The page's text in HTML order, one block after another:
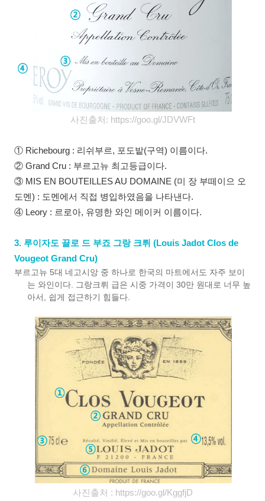
사진출처: https://goo.gl/JDVWFt
① Richebourg : 리쉬부르, 포도밭(구역) 이름이다.
② Grand Cru : 부르고뉴 최고등급이다.
③ MIS EN BOUTEILLES AU DOMAINE (미 장 부떼이으 오
도멘) : 도멘에서 직접 병입하였음을 나타낸다.
④ Leory : 르로아, 유명한 와인 메이커 이름이다.
3. 루이자도 끌로 드 부죠 그랑 크뤼 (Louis Jadot Clos de
Vougeot Grand Cru)
부르고뉴 5대 네고시앙 중 하나로 한국의 마트에서도 자주 보이
는 와인이다. 그랑크뤼 급은 시중 가격이 30만 원대로 너무 높
아서, 쉽게 접근하기 힘들다.
사진출처 : https://goo.gl/KggfjD